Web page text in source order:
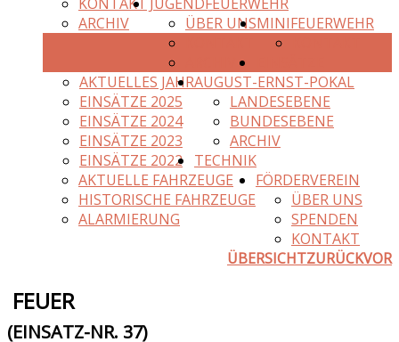
ARCHIV
ÜBER UNSMINIFEUERWEHR
AKTUELLES JAHR
EINSÄTZE 2025
EINSÄTZE 2024
EINSÄTZE 2023
EINSÄTZE 2022
AUGUST-ERNST-POKAL
LANDESEBENE
BUNDESEBENE
ARCHIV
TECHNIK
AKTUELLE FAHRZEUGE
HISTORISCHE FAHRZEUGE
ALARMIERUNG
FÖRDERVEREIN
ÜBER UNS
SPENDEN
KONTAKT
ÜBERSICHTZURÜCKVOR
FEUER
(EINSATZ-NR. 37)